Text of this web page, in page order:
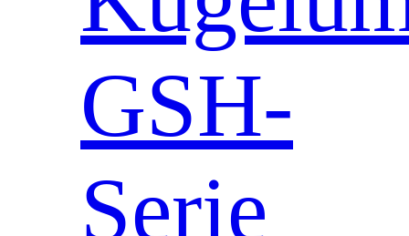
GSH-
Serie